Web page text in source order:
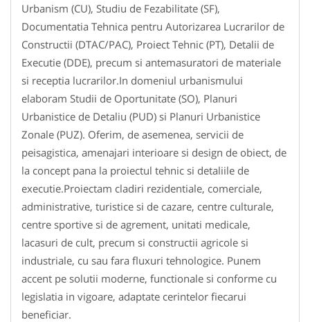
Urbanism (CU), Studiu de Fezabilitate (SF),
Documentatia Tehnica pentru Autorizarea Lucrarilor de
Constructii (DTAC/PAC), Proiect Tehnic (PT), Detalii de
Executie (DDE), precum si antemasuratori de materiale
si receptia lucrarilor.In domeniul urbanismului
elaboram Studii de Oportunitate (SO), Planuri
Urbanistice de Detaliu (PUD) si Planuri Urbanistice
Zonale (PUZ). Oferim, de asemenea, servicii de
peisagistica, amenajari interioare si design de obiect, de
la concept pana la proiectul tehnic si detaliile de
executie.Proiectam cladiri rezidentiale, comerciale,
administrative, turistice si de cazare, centre culturale,
centre sportive si de agrement, unitati medicale,
lacasuri de cult, precum si constructii agricole si
industriale, cu sau fara fluxuri tehnologice. Punem
accent pe solutii moderne, functionale si conforme cu
legislatia in vigoare, adaptate cerintelor fiecarui
beneficiar.